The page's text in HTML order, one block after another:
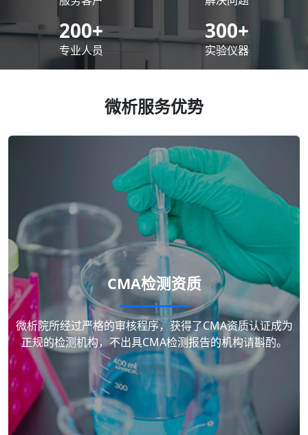
200+
专业人员
300+
实验仪器
微析服务优势
CMA检测资质
微析院所经过严格的审核程序，获得了CMA资质认证成为
正规的检测机构，不出具CMA检测报告的机构请斟酌。